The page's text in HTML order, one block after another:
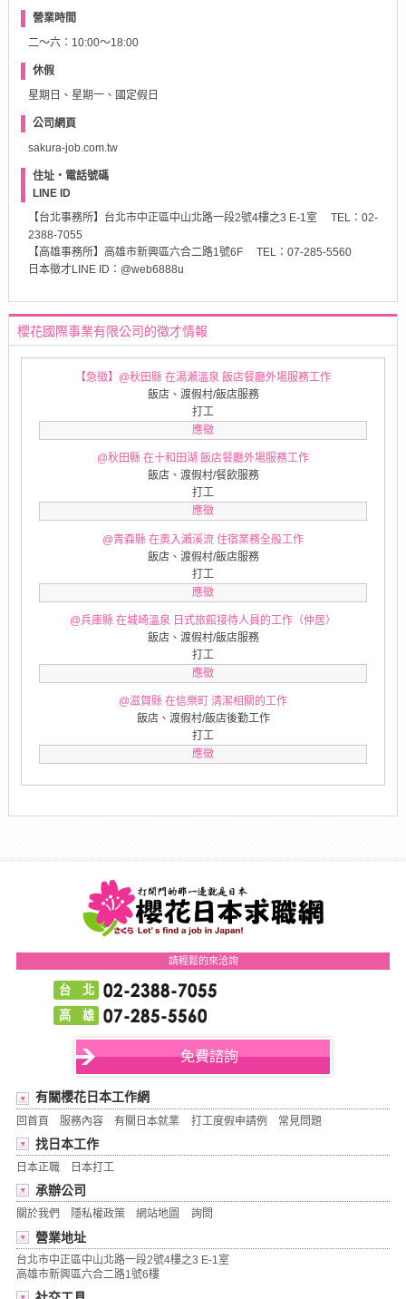
營業時間
二～六：10:00～18:00
休假
星期日、星期一、國定假日
公司網頁
sakura-job.com.tw
住址・電話號碼
LINE ID
【台北事務所】台北市中正區中山北路一段2號4樓之3 E-1室 TEL：02-
2388-7055
【高雄事務所】高雄市新興區六合二路1號6F TEL：07-285-5560
日本徵才LINE ID：@web6888u
櫻花國際事業有限公司的徵才情報
【急徵】@秋田縣 在湯瀨溫泉 飯店餐廳外場服務工作
飯店、渡假村/飯店服務
打工
應徵
@秋田縣 在十和田湖 飯店餐廳外場服務工作
飯店、渡假村/餐飲服務
打工
應徵
@青森縣 在奧入瀨溪流 住宿業務全般工作
飯店、渡假村/飯店服務
打工
應徵
@兵庫縣 在城崎溫泉 日式旅館接待人員的工作（仲居）
飯店、渡假村/飯店服務
打工
應徵
@滋賀縣 在信樂町 清潔相關的工作
飯店、渡假村/飯店後勤工作
打工
應徵
請輕鬆的來洽詢
台 北
高 雄
免費諮詢
有關櫻花日本工作網
回首頁 服務內容 有關日本就業 打工度假申請例 常見問題
找日本工作
日本正職 日本打工
承辦公司
關於我們 隱私權政策 網站地圖 詢問
營業地址
台北市中正區中山北路一段2號4樓之3 E-1室
高雄市新興區六合二路1號6樓